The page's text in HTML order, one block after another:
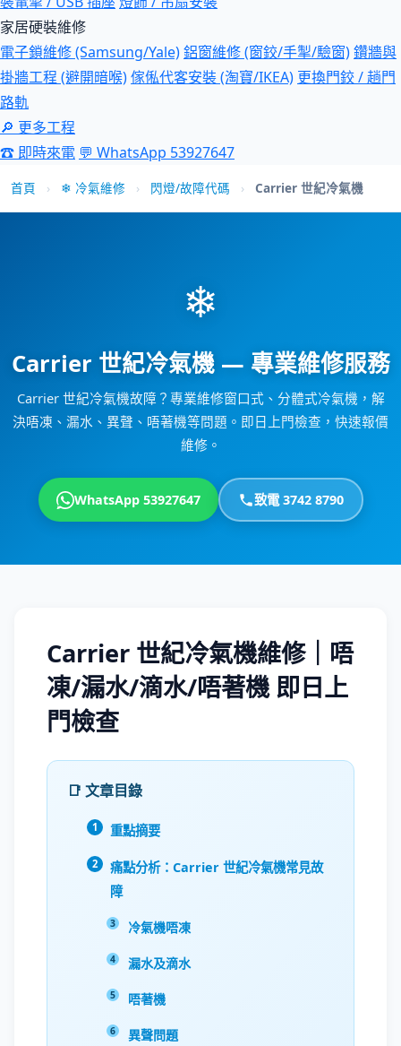
家居硬裝維修
電子鎖維修 (Samsung/Yale)鋁窗維修 (窗鉸/手掣/驗窗)鑽牆與
掛牆工程 (避開暗喉)傢俬代客安裝 (淘寶/IKEA) 更換門鉸 / 趟門
路軌
🔎 更多工程
☎ 即時來電 💬 WhatsApp 53927647
首頁 › ❄ 冷氣維修 › 閃燈/故障代碼 › Carrier 世紀冷氣機
❄
Carrier 世紀冷氣機 — 專業維修服務
Carrier 世紀冷氣機故障？專業維修窗口式、分體式冷氣機，解
決唔凍、漏水、異聲、唔著機等問題。即日上門檢查，快速報價
維修。
WhatsApp 53927647 致電 3742 8790
Carrier 世紀冷氣機維修｜唔
凍/漏水/滴水/唔著機 即日上
門檢查
📑 文章目錄
重點摘要
痛點分析：Carrier 世紀冷氣機常見故
障
冷氣機唔凍
漏水及滴水
唔著機
異聲問題